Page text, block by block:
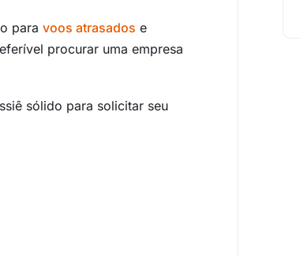
para voos atrasados e
procurar uma empresa
sólido para solicitar seu